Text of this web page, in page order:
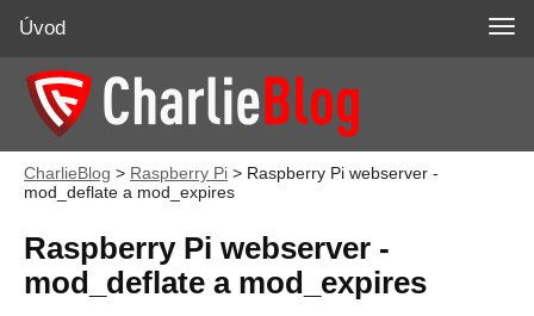
CharlieBlog > Raspberry Pi > Raspberry Pi webserver -
mod_deflate a mod_expires
Raspberry Pi webserver -
mod_deflate a mod_expires
Úvod